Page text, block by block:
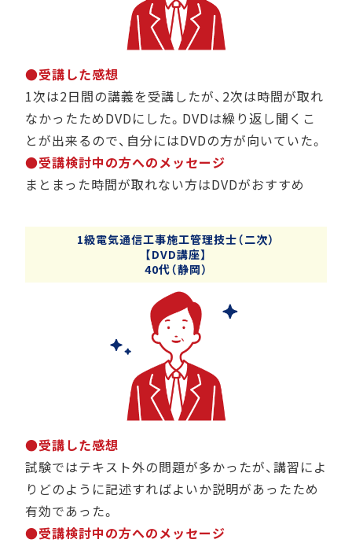
●受講した感想
1次は2日間の講義を受講したが、2次は時間が取れ
なかったためDVDにした。DVDは繰り返し聞くこ
とが出来るので、自分にはDVDの方が向いていた。
●受講検討中の方へのメッセージ
まとまった時間が取れない方はDVDがおすすめ
1級電気通信工事施工管理技士（二次）
【DVD講座】
40代（静岡）
●受講した感想
試験ではテキスト外の問題が多かったが、講習によ
りどのように記述すればよいか説明があったため
有効であった。
●受講検討中の方へのメッセージ